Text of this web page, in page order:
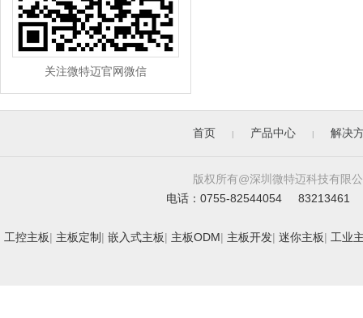
关注微特迈官网微信
首页 | 产品中心 | 解决
版权所有@深圳微特迈科技有
电话：0755-82544054 83213461
工控主板| 主板定制 | 嵌入式主板| 主板ODM| 主板开发| 迷你主板| 工业